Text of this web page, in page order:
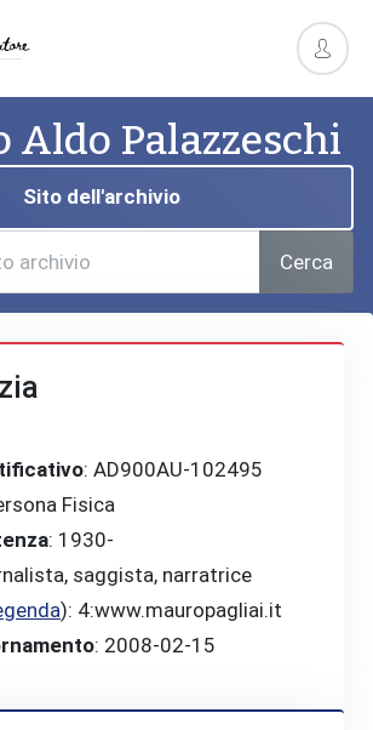
Aldo Palazzeschi
Sito dell'archivio
Cerca
: AD900AU-102495
Fisica
: 1930-
saggista, narratrice
): 4:www.mauropagliai.it
: 2008-02-15